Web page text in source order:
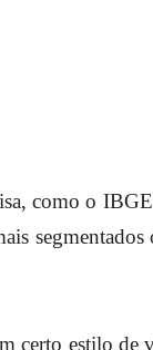
como o
segmentados
certo estilo de